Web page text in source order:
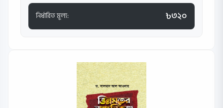
নির্ধারিত মূল্য: ৳৩২০